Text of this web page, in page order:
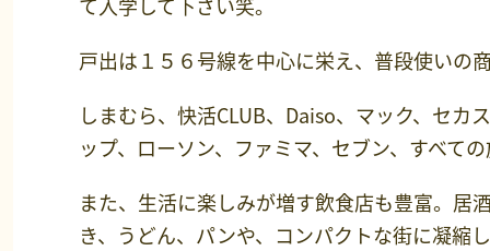
て入学して下さい笑。
戸出は１５６号線を中心に栄え、普段使いの
しまむら、快活CLUB、Daiso、マック、セ
ップ、ローソン、ファミマ、セブン、すべて
また、生活に楽しみが増す飲食店も豊富。居
き、うどん、パンや、コンパクトな街に凝縮